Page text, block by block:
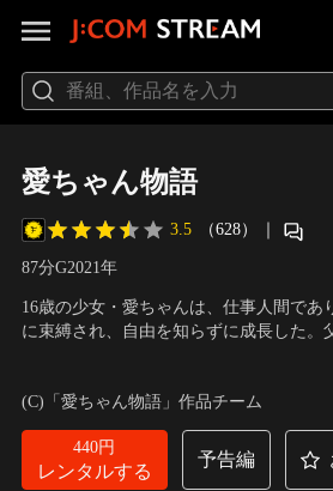
愛ちゃん物語
3.5 （628） ｜
87分G2021年
16歳の少女・愛ちゃんは、仕事人間であ
に束縛され、自由を知らずに成長した。
は、一緒に過ごすなかで家族のようで友
いく。しかし、聖子さんにはある秘密
(C)「愛ちゃん物語」作品チーム
440円
レンタルする
予告編